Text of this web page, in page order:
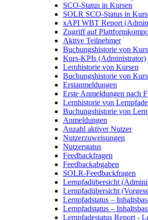
SCO-Status in Kursen
SOLR SCO-Status in
xAPI WBT Report
Zugriff auf
Aktive Teilnehmer
Buchungshistorie von
Kurs-KPIs (Administrator)
Lernhistorie von Kursen
Buchungshistorie von
Erstanmeldungen
Erste Anmeldungen nach
Lernhistorie von Lernpfade
Buchungshistorie von
Anmeldungen
Anzahl aktiver Nutzer
Nutzerzuweisungen
Nutzerstatus
Feedbackfragen
Feedbackabgaben
SOLR-Feedbackfragen
Lernpfadübersicht
Lernpfadübersicht
Lernpfadstatus –
Lernpfadstatus –
Lernpfadestatus Report -